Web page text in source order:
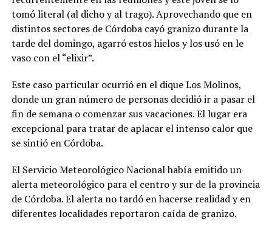
tomó literal (al dicho y al trago). Aprovechando que en
distintos sectores de Córdoba cayó granizo durante la
tarde del domingo, agarró estos hielos y los usó en le
vaso con el “elixir”.
Este caso particular ocurrió en el dique Los Molinos,
donde un gran número de personas decidió ir a pasar el
fin de semana o comenzar sus vacaciones. El lugar era
excepcional para tratar de aplacar el intenso calor que
se sintió en Córdoba.
El Servicio Meteorológico Nacional había emitido un
alerta meteorológico para el centro y sur de la provincia
de Córdoba. El alerta no tardó en hacerse realidad y en
diferentes localidades reportaron caída de granizo.